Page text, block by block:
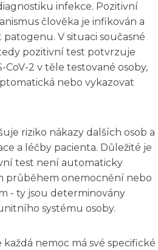
infekce. Pozitivní
člověka je infikován a
V situaci současné
pozitivní test potvrzuje
CoV-2 v těle testované osoby,
nebo vykazovat
riziko nákazy dalších osob a
a léčby pacienta. Důležité je
test není automaticky
průběhem onemocnění nebo
- ty jsou determinovány
systému osoby.
nemoc má své specifické